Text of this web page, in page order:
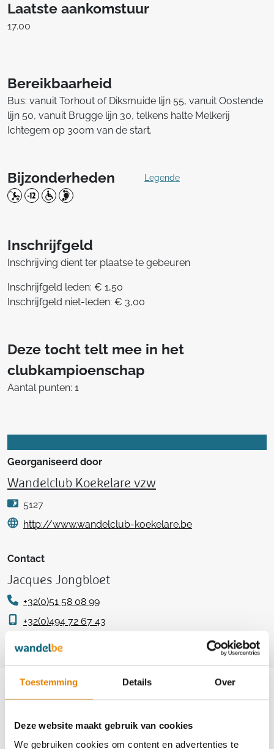
Toestemming Details Over
Deze website maakt gebruik van cookies
We gebruiken cookies om content en advertenties te
Laatste aankomstuur
17.00
Bereikbaarheid
Bus: vanuit Torhout of Diksmuide lijn 55, vanuit Oostende
lijn 50, vanuit Brugge lijn 30, telkens halte Melkerij
Ichtegem op 300m van de start.
Bijzonderheden Legende
Inschrijfgeld
Inschrijving dient ter plaatse te gebeuren
Inschrijfgeld leden: € 1,50
Inschrijfgeld niet-leden: € 3,00
Deze tocht telt mee in het
clubkampioenschap
Aantal punten: 1
Georganiseerd door
Wandelclub Koekelare vzw
5127
http://www.wandelclub-koekelare.be
Contact
Jacques Jongbloet
+32(0)51 58 08 99
+32(0)494 72 67 43
info@wandelclub-koekelare.be
Aankomende wandeltochten van deze
club